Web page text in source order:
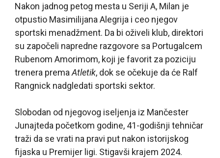
Nakon jadnog petog mesta u Seriji A, Milan je
otpustio Masimilijana Alegrija i ceo njegov
sportski menadžment. Da bi oživeli klub, direktori
su započeli napredne razgovore sa Portugalcem
Rubenom Amorimom, koji je favorit za poziciju
trenera prema Atletik, dok se očekuje da će Ralf
Rangnick nadgledati sportski sektor.
Slobodan od njegovog iseljenja iz Mančester
Junajteda početkom godine, 41-godišnji tehničar
traži da se vrati na pravi put nakon istorijskog
fijaska u Premijer ligi. Stigavši krajem 2024.